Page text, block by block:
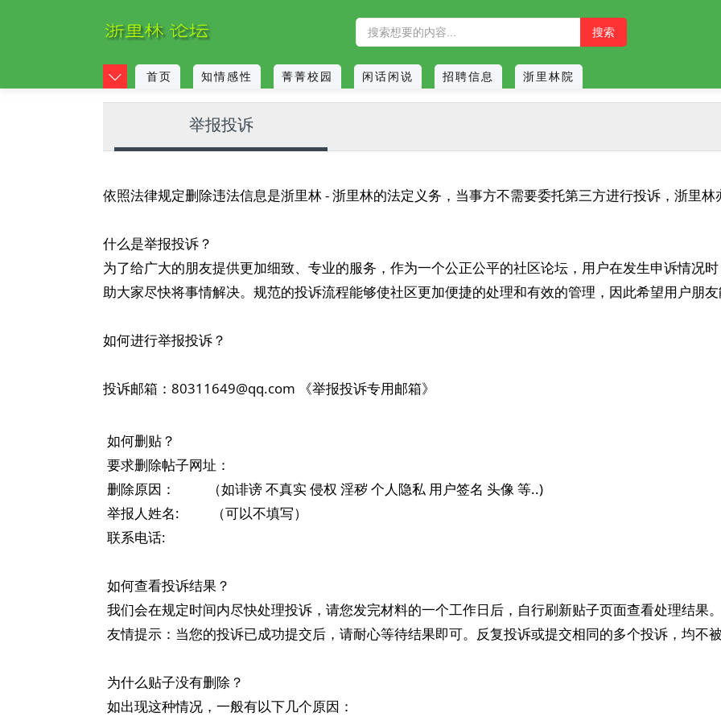
首页 知情感性 菁菁校园 闲话闲说 招聘信息 浙里林院
举报投诉
依照法律规定删除违法信息是浙里林 - 浙里林的法定义务，当事方不需要委托第三方进行投诉，浙里林
什么是举报投诉？
为了给广大的朋友提供更加细致、专业的服务，作为一个公正公平的社区论坛，用户在发生申诉情况
助大家尽快将事情解决。规范的投诉流程能够使社区更加便捷的处理和有效的管理，因此希望用户朋友
如何进行举报投诉？
投诉邮箱： 80311649@qq.com 《举报投诉专用邮箱》
如何删贴？
要求删除帖子网址：
删除原因： （如诽谤 不真实 侵权 淫秽 个人隐私 用户签名 头像 等..)
举报人姓名: （可以不填写）
联系电话:
如何查看投诉结果？
我们会在规定时间内尽快处理投诉，请您发完材料的一个工作日后，自行刷新贴子页面查看处理结果。
友情提示：当您的投诉已成功提交后，请耐心等待结果即可。反复投诉或提交相同的多个投诉，均不被
为什么贴子没有删除？
如出现这种情况，一般有以下几个原因：